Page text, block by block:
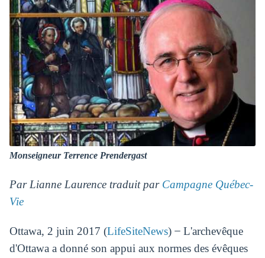
Monseigneur Terrence Prendergast
Par Lianne Laurence traduit par Campagne Québec-
Vie
Ottawa, 2 juin 2017 (LifeSiteNews) ̶ L'archevêque
d'Ottawa a donné son appui aux normes des évêques